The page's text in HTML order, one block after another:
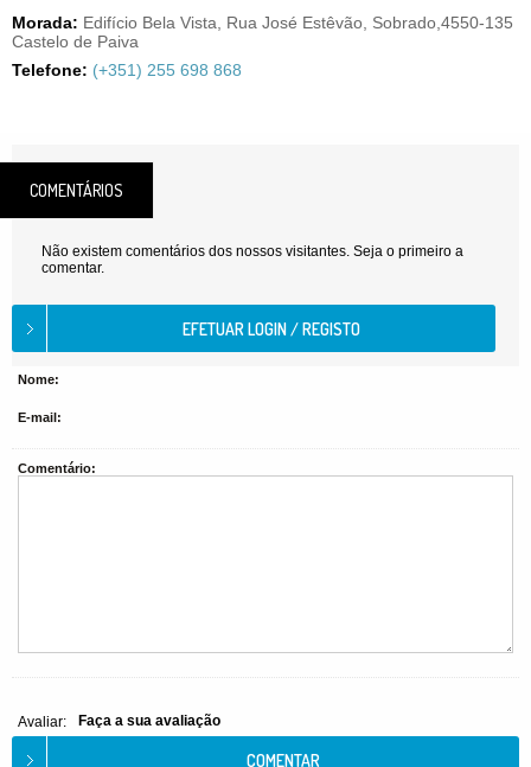
Morada: Edifício Bela Vista, Rua José Estêvão, Sobrado,4550-135
Castelo de Paiva
Telefone: (+351) 255 698 868
COMENTÁRIOS
Não existem comentários dos nossos visitantes. Seja o primeiro a
comentar.
Nome:
E-mail:
Comentário:
Avaliar: Faça a sua avaliação